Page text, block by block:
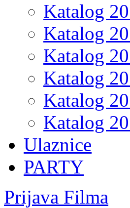
Katalog
Katalog
Katalog
Katalog
Katalog
Katalog
Ulaznice
PARTY
Prijava Filma